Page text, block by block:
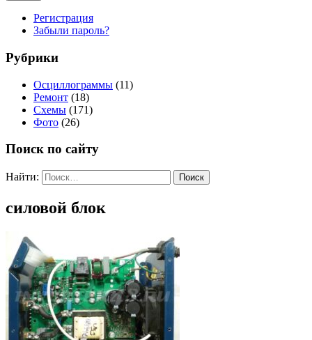
Регистрация
Забыли пароль?
Рубрики
Осциллограммы (11)
Ремонт (18)
Схемы (171)
Фото (26)
Поиск по сайту
Найти:
силовой блок